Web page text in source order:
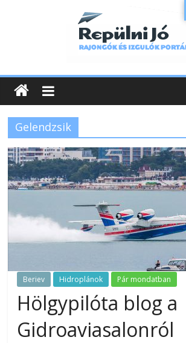
Gelendzsik
Beriev Hidroplánok Pár mondatban
Hölgypilóta blog a
Gidroaviasalonról